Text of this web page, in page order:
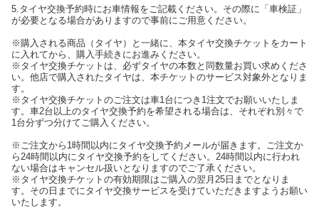
5.タイヤ交換予約時にお車情報をご記載ください。その際に「車検証」
が必要となる場合がありますので事前にご用意ください。
※購入される商品（タイヤ）と一緒に、本タイヤ交換チケットをカート
に入れてから、購入手続きにお進みください。
※タイヤ交換チケットは、必ずタイヤの本数と同数量お買い求めくださ
い。他店で購入されたタイヤは、本チケットのサービス対象外となりま
す。
※タイヤ交換チケットのご注文は車1台につき1注文でお願いいたしま
す。車2台以上のタイヤ交換予約を希望される場合は、それぞれ別々で
1台分ずつ分けてご購入ください。
※ご注文から1時間以内にタイヤ交換予約メールが届きます。ご注文か
ら24時間以内にタイヤ交換予約をしてください。24時間以内に行われ
ない場合はキャンセル扱いとなりますのでご了承ください。
※タイヤ交換チケットの有効期限はご購入の翌月25日までとなりま
す。その日までにタイヤ交換サービスを受けていただきますようお願い
いたします。